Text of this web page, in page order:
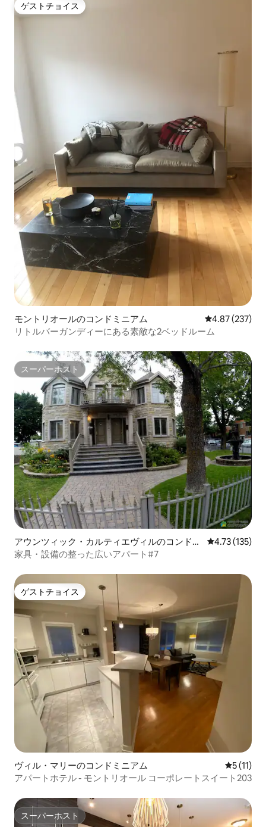
ゲストチョイス
ゲストチョイス
モントリオールのコンドミニアム レビュー237
4.87 (237)
リトルバーガンディーにある素敵な2ベッドルーム
スーパーホスト
スーパーホスト
アウンツィック・カルティエヴィルのコンドミ
ニアム
レビュー135
4.73 (135)
家具・設備の整った広いアパート#7
ゲストチョイス
ゲストチョイス
ヴィル・マリーのコンドミニアム レビュー
5 (11)
アパートホテル - モントリオール コーポレートスイート203
スーパーホスト
スーパーホスト